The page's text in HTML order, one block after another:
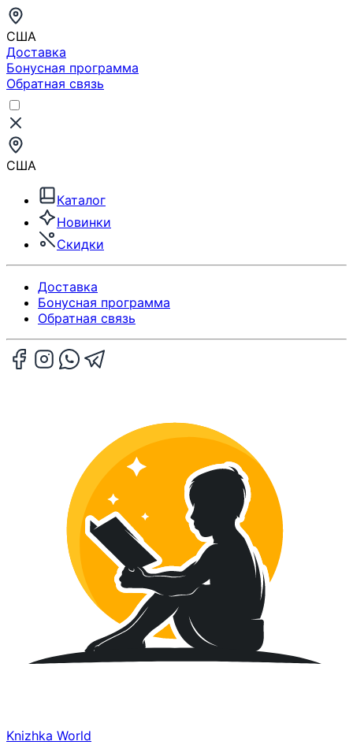
США
Доставка
Бонусная программа
Обратная связь
США
Каталог
Новинки
Скидки
Доставка
Бонусная программа
Обратная связь
Knizhka World